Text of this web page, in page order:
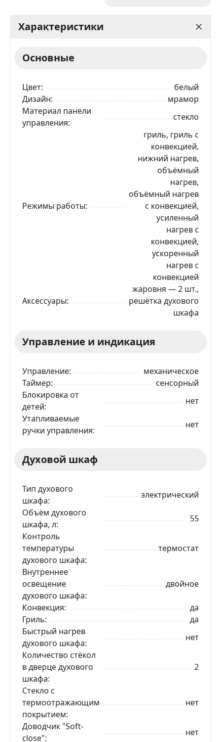
Характеристики
Основные
Цвет
белый
Дизайн
мрамор
Материал панели
управления
стекло
Режимы работы
гриль, гриль с
конвекцией,
нижний нагрев,
объёмный
нагрев,
объёмный нагрев
с конвекцией,
усиленный
нагрев с
конвекцией,
ускоренный
нагрев с
конвекцией
Аксессуары
жаровня — 2 шт.,
решётка духового
шкафа
Управление и индикация
Управление
механическое
Таймер
сенсорный
Блокировка от
детей
нет
Утапливаемые
ручки управления
нет
Духовой шкаф
Тип духового
шкафа
электрический
Объём духового
шкафа, л
55
Контроль
температуры
духового шкафа
термостат
Внутреннее
освещение
духового шкафа
двойное
Конвекция
да
Гриль
да
Быстрый нагрев
духового шкафа
нет
Количество стёкол
в дверце духового
шкафа
2
Стекло с
термоотражающим
покрытием
нет
Доводчик "Soft-
close"
нет